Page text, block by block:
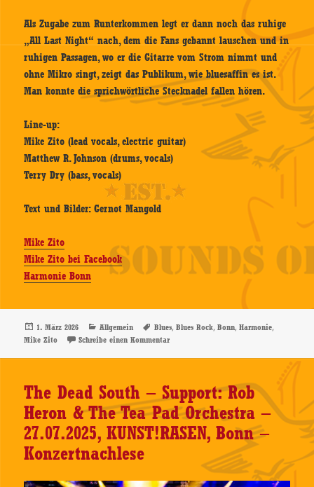
Als Zugabe zum Runterkommen legt er dann noch das ruhige
„All Last Night“ nach, dem die Fans gebannt lauschen und in
ruhigen Passagen, wo er die Gitarre vom Strom nimmt und
ohne Mikro singt, zeigt das Publikum, wie bluesaffin es ist.
Man konnte die sprichwörtliche Stecknadel fallen hören.
Line-up:
Mike Zito (lead vocals, electric guitar)
Matthew R. Johnson (drums, vocals)
Terry Dry (bass, vocals)
Text und Bilder: Gernot Mangold
Mike Zito
Mike Zito bei Facebook
Harmonie Bonn
Veröffentlicht
am
1. März 2026 Kategorien
Allgemein Schlagwörter
Blues,Blues Rock,Bonn,Harmonie,
Mike Zito Schreibe einen Kommentarzu Mike Zito – 25.02.2026, Harmonie,
The Dead South – Support: Rob
Heron & The Tea Pad Orchestra –
27.07.2025, KUNST!RASEN, Bonn –
Konzertnachlese